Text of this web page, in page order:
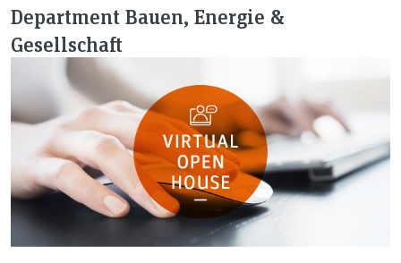
Department Bauen, Energie &
Gesellschaft